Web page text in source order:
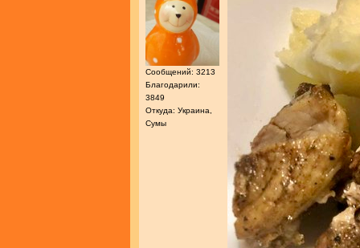
Сообщений: 3213
Благодарили:
3849
Откуда: Украина,
Сумы